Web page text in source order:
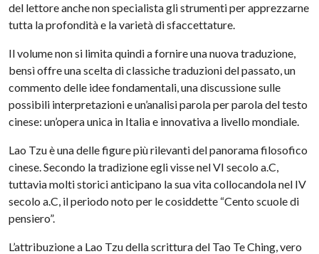
del lettore anche non specialista gli strumenti per apprezzarne
tutta la profondità e la varietà di sfaccettature.
Il volume non si limita quindi a fornire una nuova traduzione,
bensì offre una scelta di classiche traduzioni del passato, un
commento delle idee fondamentali, una discussione sulle
possibili interpretazioni e un’analisi parola per parola del testo
cinese: un’opera unica in Italia e innovativa a livello mondiale.
Lao Tzu è una delle figure più rilevanti del panorama filosofico
cinese. Secondo la tradizione egli visse nel VI secolo a.C,
tuttavia molti storici anticipano la sua vita collocandola nel IV
secolo a.C, il periodo noto per le cosiddette “Cento scuole di
pensiero”.
L’attribuzione a Lao Tzu della scrittura del Tao Te Ching, vero